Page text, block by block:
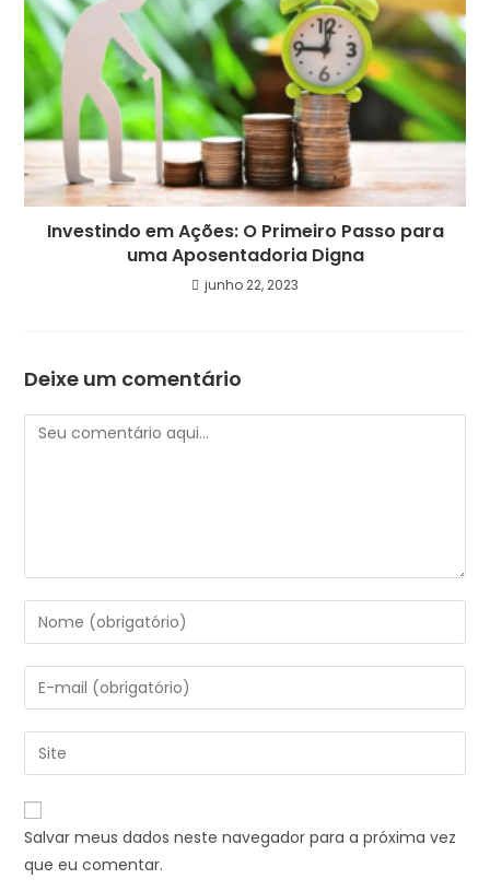
Investindo em Ações: O Primeiro Passo para
uma Aposentadoria Digna
junho 22, 2023
Deixe um comentário
Salvar meus dados neste navegador para a próxima vez
que eu comentar.